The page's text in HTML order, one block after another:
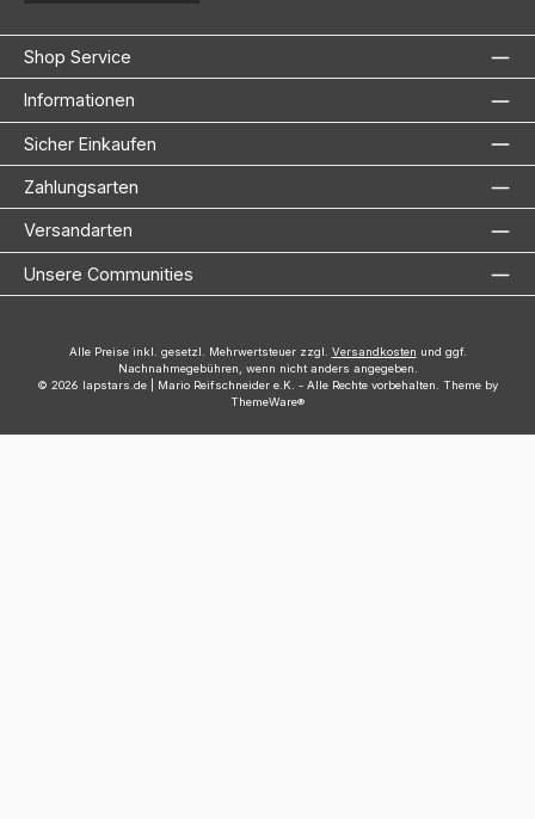
Shop Service
Informationen
Sicher Einkaufen
Zahlungsarten
Versandarten
Unsere Communities
Alle Preise inkl. gesetzl. Mehrwertsteuer zzgl. Versandkosten und ggf.
Nachnahmegebühren, wenn nicht anders angegeben.
© 2026 lapstars.de | Mario Reifschneider e.K. - Alle Rechte vorbehalten. Theme by
ThemeWare®